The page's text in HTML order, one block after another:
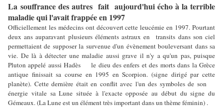
La souffrance des autres fait aujourd'hui écho à la terrible
maladie qui l'avait frappée en 1997
Officiellement les médecins ont découvert cette leucémie en 1997. Pourtant
deux ans auparavant plusieurs éléments astraux en transits dans son ciel
permettaient de supposer la survenue d'un évènement bouleversant dans sa
vie. De là à détecter une maladie aussi grave il n'y a qu'un pas, puisque
Pluton appelé aussi Hadès le dieu des enfers et des morts dans la Grèce
antique finissait sa course en 1995 en Scorpion. (signe dirigé par cette
planète). Cette dernière était en conflit avec l'un des symboles de son
énergie vitale sa Lune située à l'exacte opposée au début du signe du
Gémeaux. (La Lune est un élément très important dans un thème féminin) .